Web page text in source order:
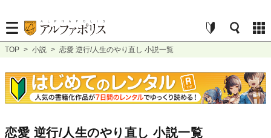
TOP > 小説 > 恋愛 逆行/人生のやり直し 小説一覧
恋愛 逆行/人生のやり直し 小説一覧